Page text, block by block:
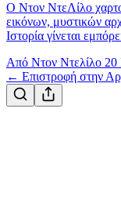
Ο Ντον ΝτεΛίλο
εικόνων, μυστικών
Ιστορία γίνεται
Από Ντον Ντελίλο 20
← Επιστροφή στην